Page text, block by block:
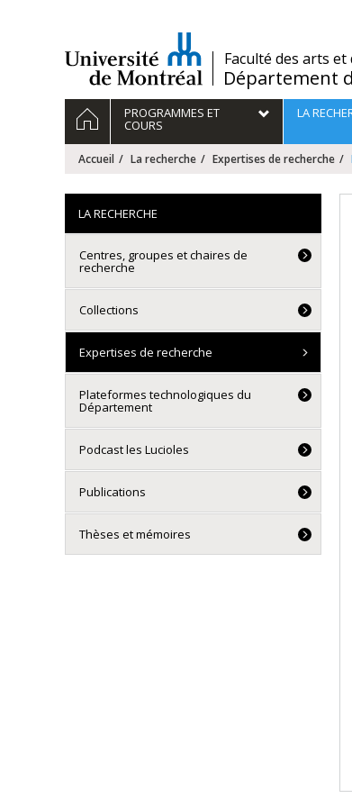
/Faculté des arts et
Département
Navigation
principale
ACCUEILPROGRAMMES ET
COURS
LA
Accueil La recherche Expertises de recherche
LA RECHERCHE
Centres, groupes et chaires de
recherche
Collections
Expertises de recherche
Plateformes technologiques du
Département
Podcast les Lucioles
Publications
Thèses et mémoires